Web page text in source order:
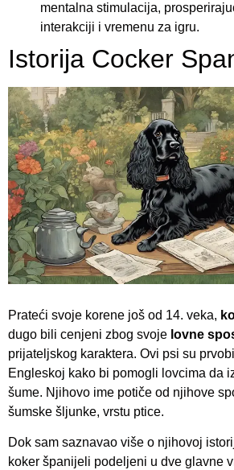
mentalna stimulacija,
interakciji i vremenu za igru.
Istorija Cocker
Prateći svoje korene još od 14. veka,
dugo bili cenjeni zbog svoje lovne
prijateljskog karaktera. Ovi psi su
Engleskoj kako bi pomogli lovcima da
šume. Njihovo ime potiče od njihove
šumske šljunke, vrstu ptice.
Dok sam saznavao više o njihovoj
koker španijeli podeljeni u dve glavne